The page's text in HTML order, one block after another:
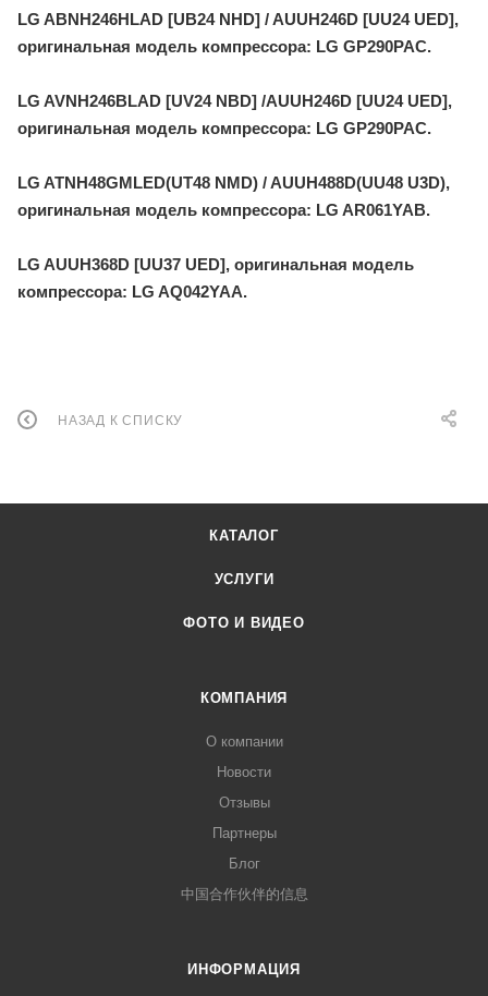
LG ABNH246HLAD [UB24 NHD] / AUUH246D [UU24 UED],
оригинальная модель компрессора: LG GP290PAC.
LG AVNH246BLAD [UV24 NBD] /AUUH246D [UU24 UED],
оригинальная модель компрессора: LG GP290PAC.
LG ATNH48GMLED(UT48 NMD) / AUUH488D(UU48 U3D),
оригинальная модель компрессора: LG AR061YAB.
LG AUUH368D [UU37 UED], оригинальная модель
компрессора: LG AQ042YAA.
НАЗАД К СПИСКУ
КАТАЛОГ
УСЛУГИ
ФОТО И ВИДЕО
КОМПАНИЯ
О компании
Новости
Отзывы
Партнеры
Блог
中国合作伙伴的信息
ИНФОРМАЦИЯ